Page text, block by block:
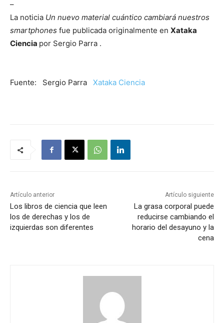
–
La noticia Un nuevo material cuántico cambiará nuestros
smartphones fue publicada originalmente en Xataka
Ciencia por Sergio Parra .
Fuente: Sergio Parra Xataka Ciencia
Artículo anterior
Los libros de ciencia que leen
los de derechas y los de
izquierdas son diferentes
Artículo siguiente
La grasa corporal puede
reducirse cambiando el
horario del desayuno y la
cena